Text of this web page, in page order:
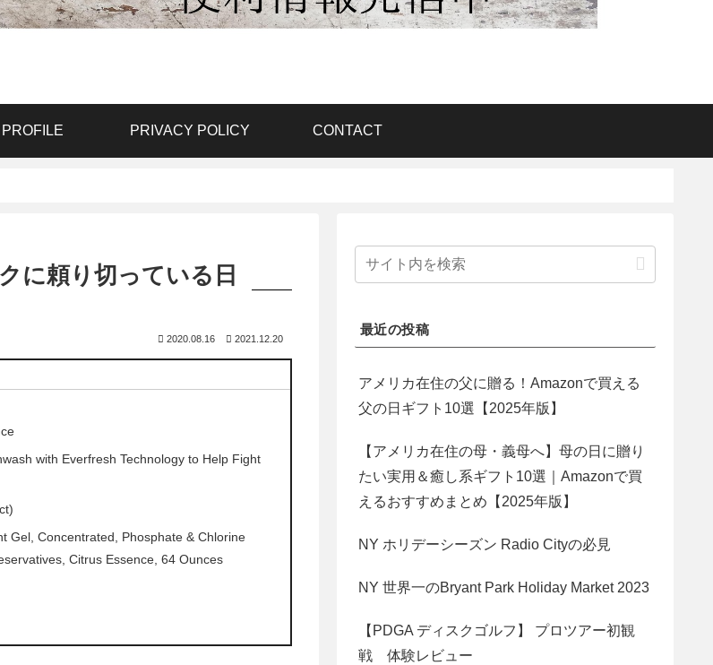
PROFILE PRIVACY POLICY CONTACT
に頼り切っている日
2020.08.16 2021.12.20
with Everfresh Technology to Help Fight
Gel, Concentrated, Phosphate & Chlorine
Citrus Essence, 64 Ounces
最近の投稿
アメリカ在住の父に贈る！Amazonで買える
父の日ギフト10選【2025年版】
【アメリカ在住の母・義母へ】母の日に贈り
たい実用＆癒し系ギフト10選｜Amazonで買
えるおすすめまとめ【2025年版】
NY ホリデーシーズン Radio Cityの必見
NY 世界一のBryant Park Holiday Market 2023
【PDGA ディスクゴルフ】 プロツアー初観
戦 体験レビュー